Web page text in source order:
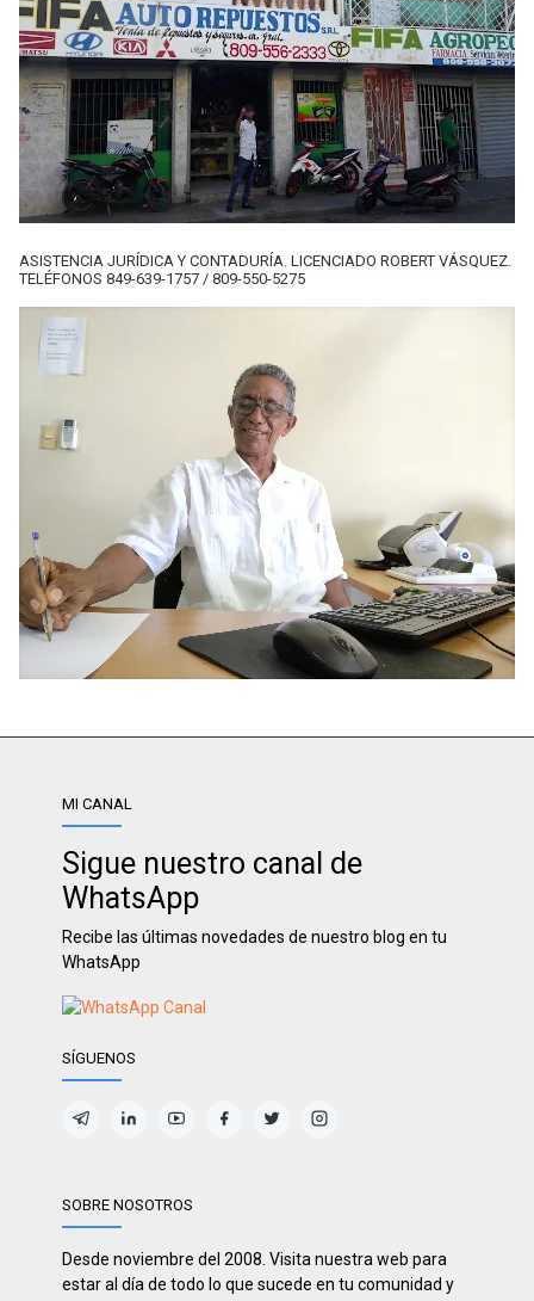
ASISTENCIA JURÍDICA Y CONTADURÍA. LICENCIADO ROBERT VÁSQUEZ.
TELÉFONOS 849-639-1757 / 809-550-5275
MI CANAL
Sigue nuestro canal de
WhatsApp
Recibe las últimas novedades de nuestro blog en tu
WhatsApp
SÍGUENOS
SOBRE NOSOTROS
Desde noviembre del 2008. Visita nuestra web para
estar al día de todo lo que sucede en tu comunidad y